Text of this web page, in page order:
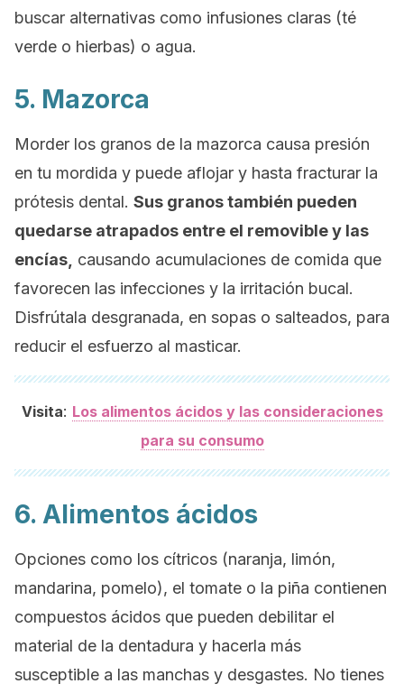
buscar alternativas como infusiones claras (té
verde o hierbas) o agua.
5. Mazorca
Morder los granos de la mazorca causa presión
en tu mordida y puede aflojar y hasta fracturar la
prótesis dental. Sus granos también pueden
quedarse atrapados entre el removible y las
encías, causando acumulaciones de comida que
favorecen las infecciones y la irritación bucal.
Disfrútala desgranada, en sopas o salteados, para
reducir el esfuerzo al masticar.
Visita: Los alimentos ácidos y las consideraciones
para su consumo
6. Alimentos ácidos
Opciones como los cítricos (naranja, limón,
mandarina, pomelo), el tomate o la piña contienen
compuestos ácidos que pueden debilitar el
material de la dentadura y hacerla más
susceptible a las manchas y desgastes. No tienes